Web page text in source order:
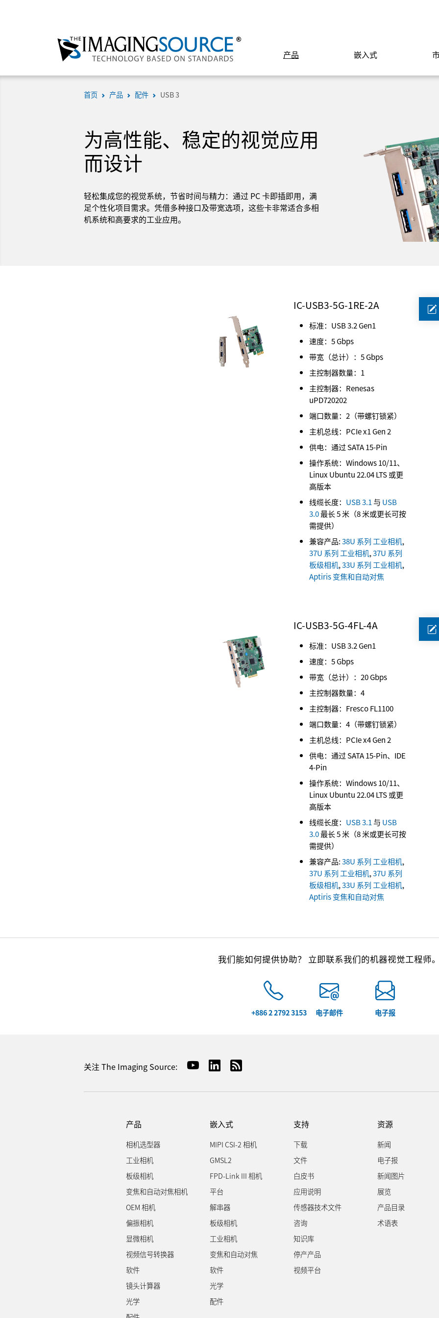
产品 嵌入式
首页 产品 配件 USB 3
为高性能、稳定的视觉应用
而设计
轻松集成您的视觉系统，节省时间与精力：通过 PC 卡即插即用，满
足个性化项目需求。凭借多种接口及带宽选项，这些卡非常适合多相
机系统和高要求的工业应用。
IC-USB3-5G-1RE-2A
标准：USB 3.2 Gen1
速度：5 Gbps
带宽（总计）：5 Gbps
主控制器数量：1
主控制器：Renesas
uPD720202
端口数量：2（带螺钉锁紧）
主机总线：PCIe x1 Gen 2
供电：通过 SATA 15-Pin
操作系统：Windows 10/11、
Linux Ubuntu 22.04 LTS 或更
高版本
线缆长度： USB 3.1 与 USB
3.0最长 5 米（8 米或更长可按
需提供）
兼容产品:38U 系列 工业相机,
37U 系列 工业相机,37U 系列
板级相机,33U 系列 工业相机,
Aptiris 变焦和自动对焦
IC-USB3-5G-4FL-4A
标准：USB 3.2 Gen1
速度：5 Gbps
带宽（总计）：20 Gbps
主控制器数量：4
主控制器：Fresco FL1100
端口数量：4（带螺钉锁紧）
主机总线：PCIe x4 Gen 2
供电：通过 SATA 15-Pin、IDE
4-Pin
操作系统：Windows 10/11、
Linux Ubuntu 22.04 LTS 或更
高版本
线缆长度： USB 3.1 与 USB
3.0最长 5 米（8 米或更长可按
需提供）
兼容产品:38U 系列 工业相机,
37U 系列 工业相机,37U 系列
板级相机,33U 系列 工业相机,
Aptiris 变焦和自动对焦
我们能如何提供协助？ 立即联系我们的机器视觉工程师
+886 2 2792 3153 电子邮件 电子报
关注 The Imaging Source:
产品
相机选型器
工业相机
板级相机
变焦和自动对焦相机
OEM 相机
偏振相机
显微相机
视频信号转换器
软件
镜头计算器
光学
嵌入式
MIPI CSI-2 相机
GMSL2
FPD-Link III 相机
平台
解串器
板级相机
工业相机
变焦和自动对焦
软件
光学
配件
支持
下载
文件
白皮书
应用说明
传感器技术文件
咨询
知识库
停产产品
视频平台
资源
新闻
电子报
新闻图片
展览
产品目录
术语表